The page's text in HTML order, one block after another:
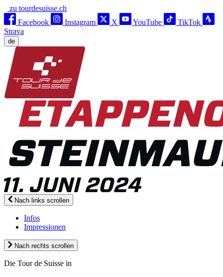
zu tourdesuisse.ch
Facebook
Instagram X YouTube
TikTok
Strava
de
Nach links scrollen
Infos
Impressionen
Nach rechts scrollen
Die Tour de Suisse in